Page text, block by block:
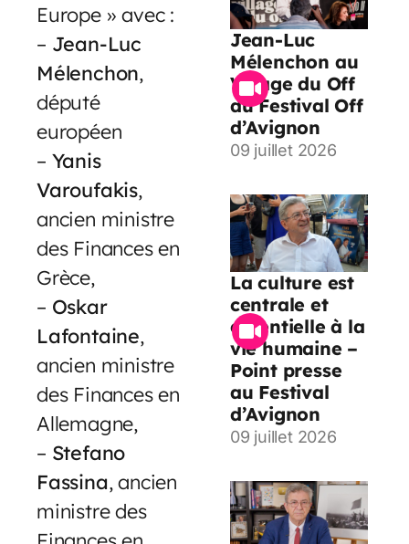
Europe » avec :
– Jean-Luc
Mélenchon,
député
européen
– Yanis
Varoufakis,
ancien ministre
des Finances en
Grèce,
– Oskar
Lafontaine,
ancien ministre
des Finances en
Allemagne,
– Stefano
Fassina, ancien
ministre des
Jean-Luc
Mélenchon au
Village du Off
du Festival Off
d’Avignon
09 juillet 2026
La culture est
centrale et
essentielle à la
vie humaine –
Point presse
au Festival
d’Avignon
09 juillet 2026